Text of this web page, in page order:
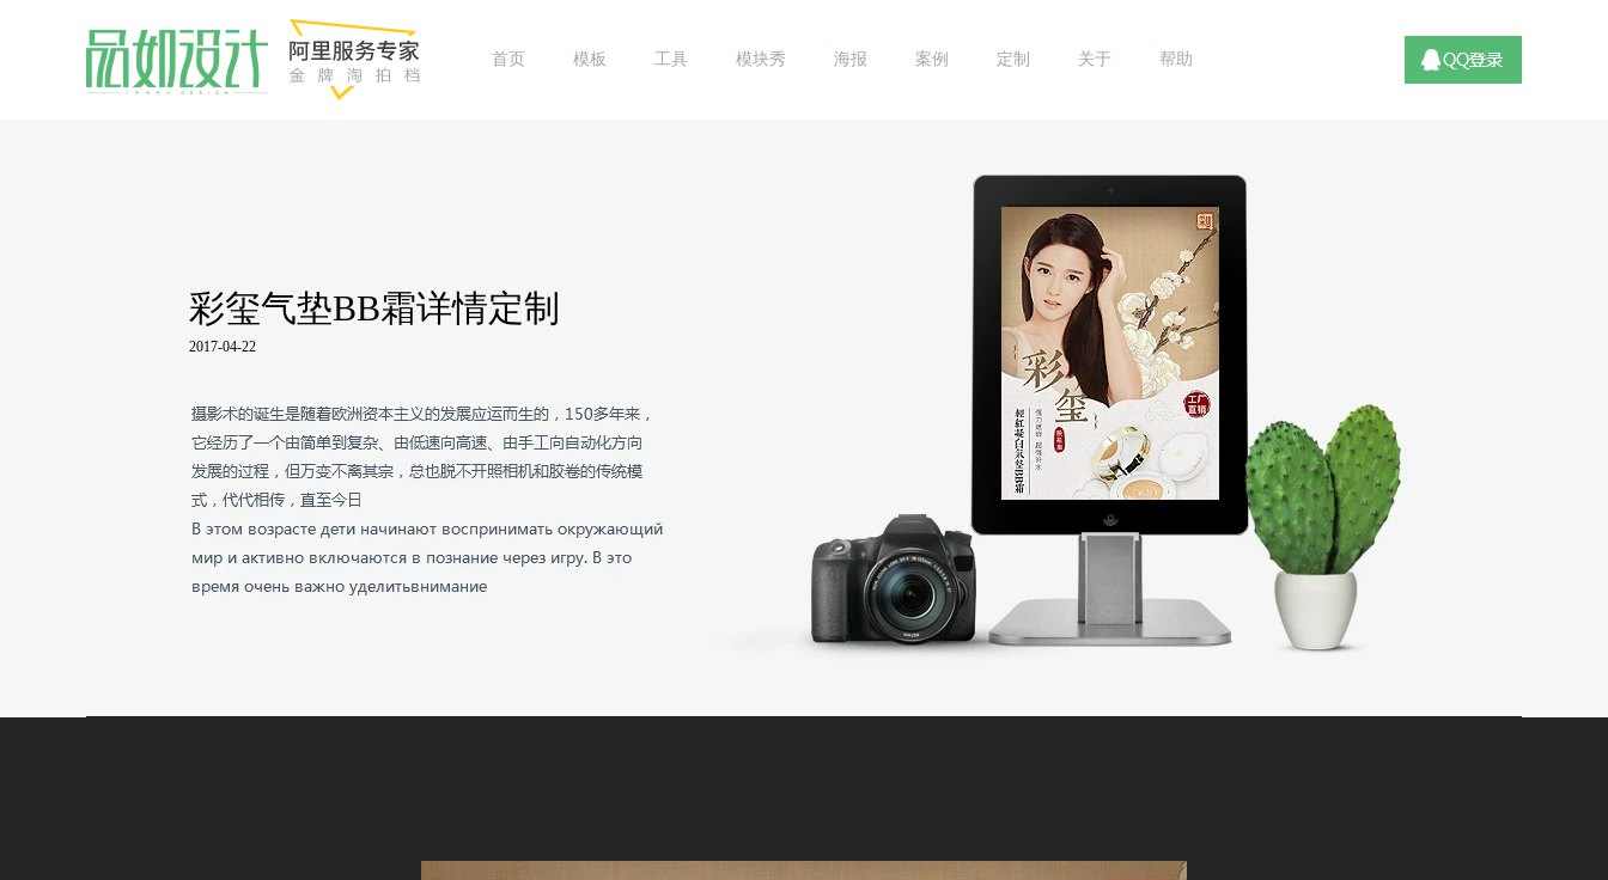
首页 模板 工具 模块秀 海报 案例 定制 关于 帮助
彩玺气垫BB霜详情定制
2017-04-22